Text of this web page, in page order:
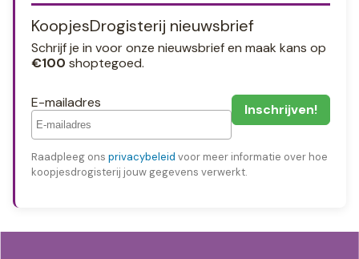
KoopjesDrogisterij nieuwsbrief
Schrijf je in voor onze nieuwsbrief en maak kans op
€100 shoptegoed.
E-mailadres
Raadpleeg ons privacybeleid voor meer informatie over hoe
koopjesdrogisterij jouw gegevens verwerkt.